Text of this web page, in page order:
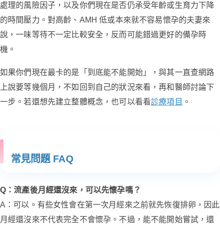
處理的風險因子，以及你們現在是否仍承受年齡或生育力下降
的時間壓力。對高齡、AMH 低或本來就不容易懷孕的夫妻來
說，一味等待不一定比較安全，反而可能錯過更好的備孕時
機。
如果你們現在最卡的是「到底能不能開始」，與其一直查網路
上說要等幾個月，不如回到自己的狀況來看，再和醫師討論下
一步。若還想先建立整體概念，也可以看看診療項目 。
常見問題 FAQ
Q：流產後月經還沒來，可以先懷孕嗎？
A：可以。有些女性會在第一次月經來之前就先恢復排卵，因此
月經還沒來不代表完全不會懷孕。不過，能不能開始嘗試，還